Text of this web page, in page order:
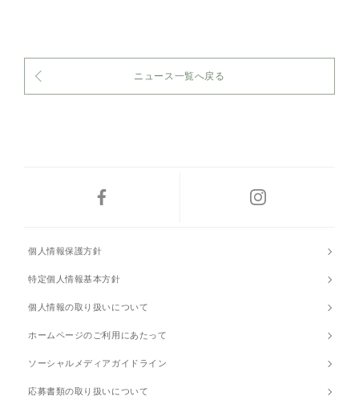
ニュース一覧へ戻る
個人情報保護方針
特定個人情報基本方針
個人情報の取り扱いについて
ホームページのご利用にあたって
ソーシャルメディアガイドライン
応募書類の取り扱いについて